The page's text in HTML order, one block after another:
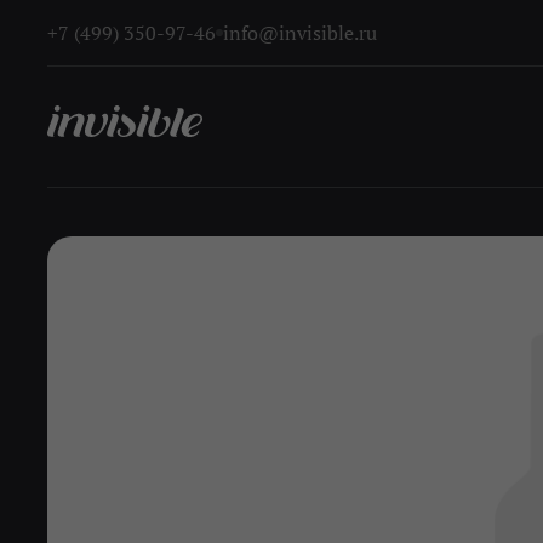
+7 (499) 350-97-46 info@invisible.ru